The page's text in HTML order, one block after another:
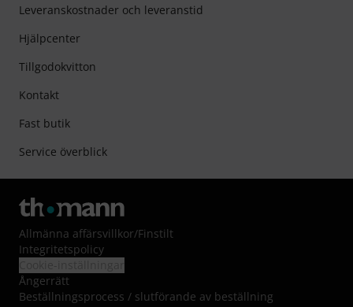
Leveranskostnader och leveranstid
Hjälpcenter
Tillgodokvitton
Kontakt
Fast butik
Service överblick
Allmänna affärsvillkor/Finstilt
Integritetspolicy
Ångerrätt
Beställningsprocess / slutförande av beställning